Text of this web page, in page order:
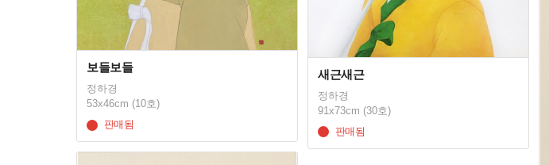
새근새근
정하경
91x73cm (30호)
판매됨
보들보들
정하경
53x46cm (10호)
판매됨